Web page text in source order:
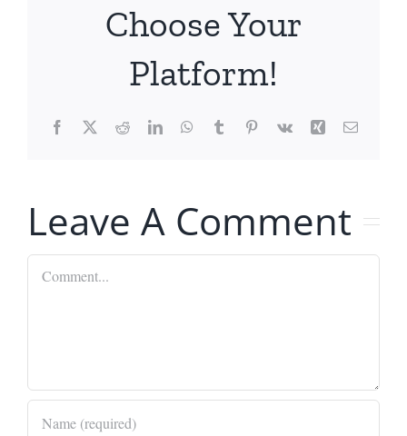
Choose Your
Platform!
Facebook
X RedditLinkedInWhatsApp
TumblrPinterest
Vk Xing Email
Leave A Comment
Comment